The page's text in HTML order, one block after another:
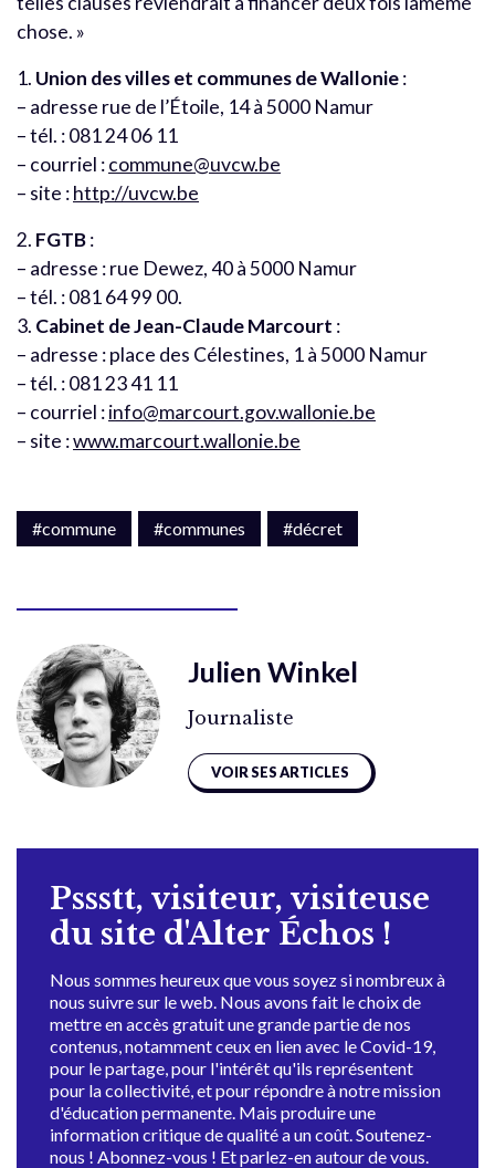
chose. »
1. Union des villes et communes de Wallonie:
– adresse rue de l’Étoile, 14 à 5000 Namur
– tél. : 081 24 06 11
– courriel :commune@uvcw.be
– site :http://uvcw.be
2. FGTB:
– adresse : rue Dewez, 40 à 5000 Namur
– tél. : 081 64 99 00.
3. Cabinet de Jean-Claude Marcourt :
– adresse : place des Célestines, 1 à 5000 Namur
– tél. : 081 23 41 11
– courriel :info@marcourt.gov.wallonie.be
– site :www.marcourt.wallonie.be
#commune #communes #décret
Julien Winkel
Journaliste
VOIR SES ARTICLES
Pssstt, visiteur, visiteuse
du site d'Alter Échos !
Nous sommes heureux que vous soyez si nombreux à
nous suivre sur le web. Nous avons fait le choix de
mettre en accès gratuit une grande partie de nos
contenus, notamment ceux en lien avec le Covid-19,
pour le partage, pour l'intérêt qu'ils représentent
pour la collectivité, et pour répondre à notre mission
d'éducation permanente. Mais produire une
information critique de qualité a un coût. Soutenez-
nous ! Abonnez-vous ! Et parlez-en autour de vous.